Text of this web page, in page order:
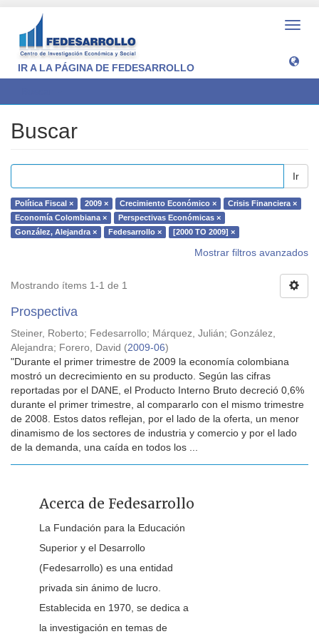
IR A LA PÁGINA DE FEDESARROLLO
Buscar
Ir
Política Fiscal × 2009 × Crecimiento Económico ×
Crisis Financiera ×
Economía Colombiana ×
Perspectivas Económicas ×
González, Alejandra ×
Fedesarrollo × [2000 TO 2009] ×
Mostrar filtros avanzados
Mostrando ítems 1-1 de 1
Prospectiva
Steiner, Roberto; Fedesarrollo; Márquez, Julián; González,
Alejandra; Forero, David (2009-06)
"Durante el primer trimestre de 2009 la economía colombiana
mostró un decrecimiento en su producto. Según las cifras
reportadas por el DANE, el Producto Interno Bruto decreció 0,6%
durante el primer trimestre, al compararlo con el mismo trimestre
de 2008. Estos datos reflejan, por el lado de la oferta, un menor
dinamismo de los sectores de industria y comercio y por el lado
de la demanda, una caída en todos los ...
Acerca de Fedesarrollo
La Fundación para la Educación
Superior y el Desarrollo
(Fedesarrollo) es una entidad
privada sin ánimo de lucro.
Establecida en 1970, se dedica a
la investigación en temas de